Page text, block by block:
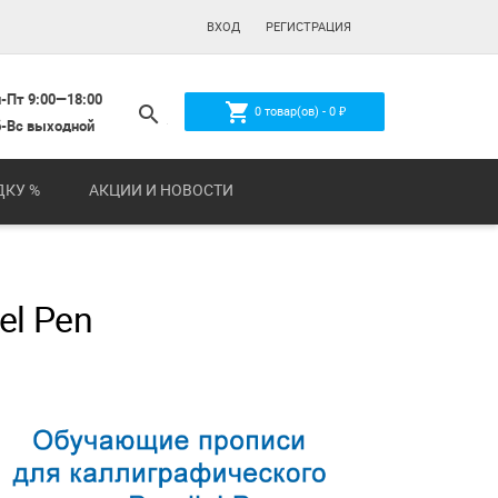
ВХОД РЕГИСТРАЦИЯ
Пт 9:00—18:00
Вс выходной
search shopping_cart 0товар(ов) - 0 ₽
% АКЦИИ И НОВОСТИ
Pen